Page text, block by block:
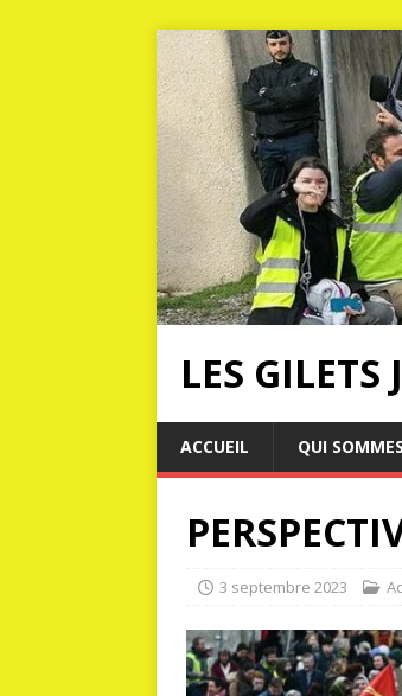
LES
ACCUEIL QUI
3 septembre 2023